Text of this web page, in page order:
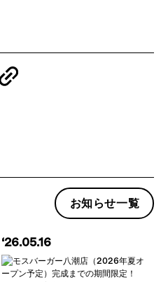
お知らせ一覧
‘26.05.16